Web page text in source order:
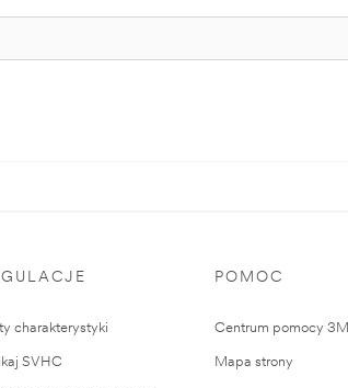
charakterystyki
SVHC
POMOC
Centrum pomocy 3M
Mapa strony